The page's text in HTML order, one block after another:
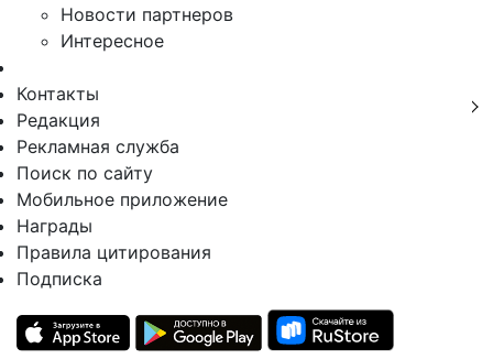
Новости партнеров
Интересное
Контакты
Редакция
Рекламная служба
Поиск по сайту
Мобильное приложение
Награды
Правила цитирования
Подписка